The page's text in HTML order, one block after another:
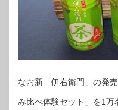
なお新「伊右衛門」の発
み比べ体験セット」を1万